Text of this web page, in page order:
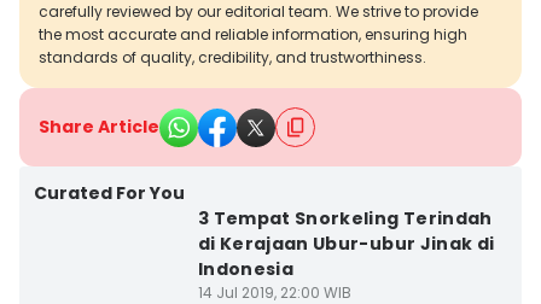
carefully reviewed by our editorial team. We strive to provide
the most accurate and reliable information, ensuring high
standards of quality, credibility, and trustworthiness.
Share Article
Curated For You
3 Tempat Snorkeling Terindah
di Kerajaan Ubur-ubur Jinak di
Indonesia
14 Jul 2019, 22:00 WIB